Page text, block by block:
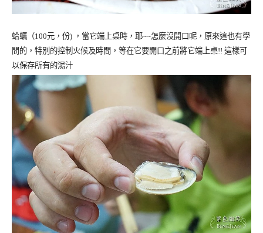
蛤蠣（100元，份) ，當它端上桌時，耶~~怎麼沒開口呢，原來這也有學
問的，特別的控制火候及時間，等在它要開口之前將它端上桌!! 這樣可
以保存所有的湯汁